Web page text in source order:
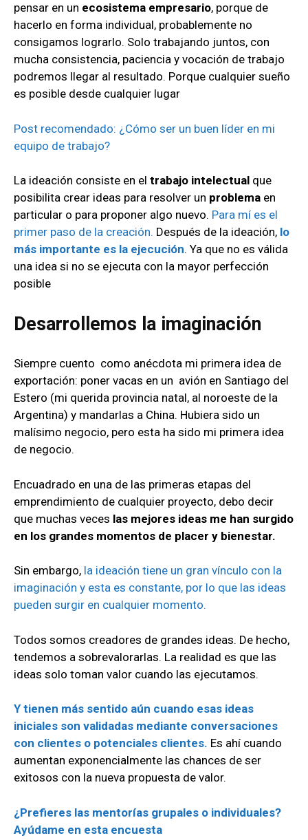
pensar en un ecosistema empresario, porque de
hacerlo en forma individual, probablemente no
consigamos lograrlo. Solo trabajando juntos, con
mucha consistencia, paciencia y vocación de trabajo
podremos llegar al resultado. Porque cualquier sueño
es posible desde cualquier lugar
Post recomendado: ¿Cómo ser un buen líder en mi
equipo de trabajo?
La ideación consiste en el trabajo intelectual que
posibilita crear ideas para resolver un problema en
particular o para proponer algo nuevo. Para mí es el
primer paso de la creación. Después de la ideación, lo
más importante es la ejecución. Ya que no es válida
una idea si no se ejecuta con la mayor perfección
posible
Desarrollemos la imaginación
Siempre cuento como anécdota mi primera idea de
exportación: poner vacas en un avión en Santiago del
Estero (mi querida provincia natal, al noroeste de la
Argentina) y mandarlas a China. Hubiera sido un
malísimo negocio, pero esta ha sido mi primera idea
de negocio.
Encuadrado en una de las primeras etapas del
emprendimiento de cualquier proyecto, debo decir
que muchas veces las mejores ideas me han surgido
en los grandes momentos de placer y bienestar.
Sin embargo, la ideación tiene un gran vínculo con la
imaginación y esta es constante, por lo que las ideas
pueden surgir en cualquier momento.
Todos somos creadores de grandes ideas. De hecho,
tendemos a sobrevalorarlas. La realidad es que las
ideas solo toman valor cuando las ejecutamos.
Y tienen más sentido aún cuando esas ideas
iniciales son validadas mediante conversaciones
con clientes o potenciales clientes. Es ahí cuando
aumentan exponencialmente las chances de ser
exitosos con la nueva propuesta de valor.
¿Prefieres las mentorías grupales o individuales?
Ayúdame en esta encuesta